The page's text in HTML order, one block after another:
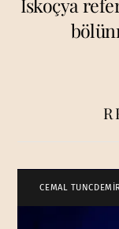
İskoçya
CEMAL